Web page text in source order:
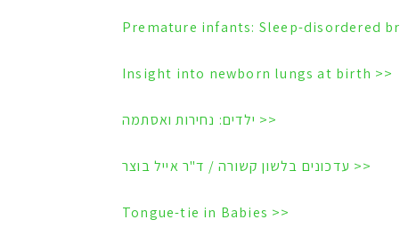
<< Insight into newborn lungs at birth
<< ילדים: נחירות ואסתמה
<< עדכונים בלשון קשורה / ד"ר אייל בוצר
<< Tongue-tie in Babies